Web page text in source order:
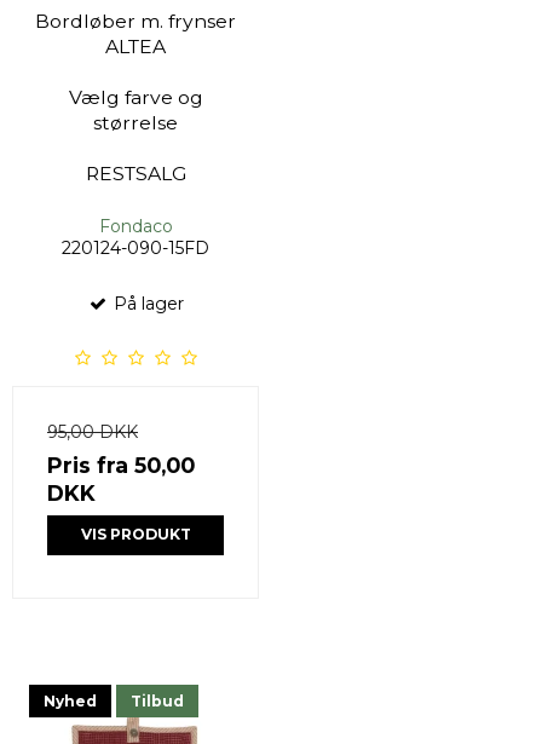
Bordløber m. frynser
ALTEA
Vælg farve og
størrelse
RESTSALG
Fondaco
220124-090-15FD
På lager
95,00 DKK
Pris fra 50,00
DKK
VIS PRODUKT
Nyhed Tilbud